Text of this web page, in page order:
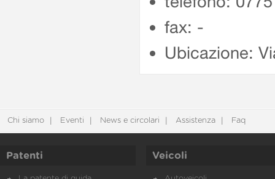
fax: -
Ubicazione:
Chi siamo Eventi News e circolari Assistenza Faq
Patenti Veicoli